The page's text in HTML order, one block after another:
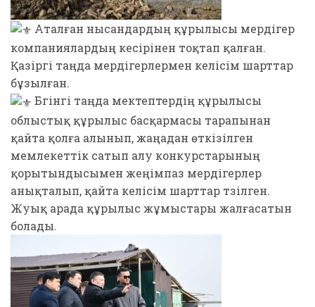
Аталған нысандардың құрылысы мердігер
компаниялардың кесірінен тоқтап қалған.
Қазіргі таңда мердігерлермен келісім шарттар
бұзылған.
Бүгінгі таңда мектептердің құрылысы
облыстық құрылыс басқармасы тарапынан
қайта қолға алынып, жаңадан өткізілген
мемлекеттік сатып алу конкурстарының
қорытындысымен жеңімпаз мердігерлер
анықталып, қайта келісім шарттар түзілген.
Жуық арада құрылыс жұмыстары жалғасатын
болады.